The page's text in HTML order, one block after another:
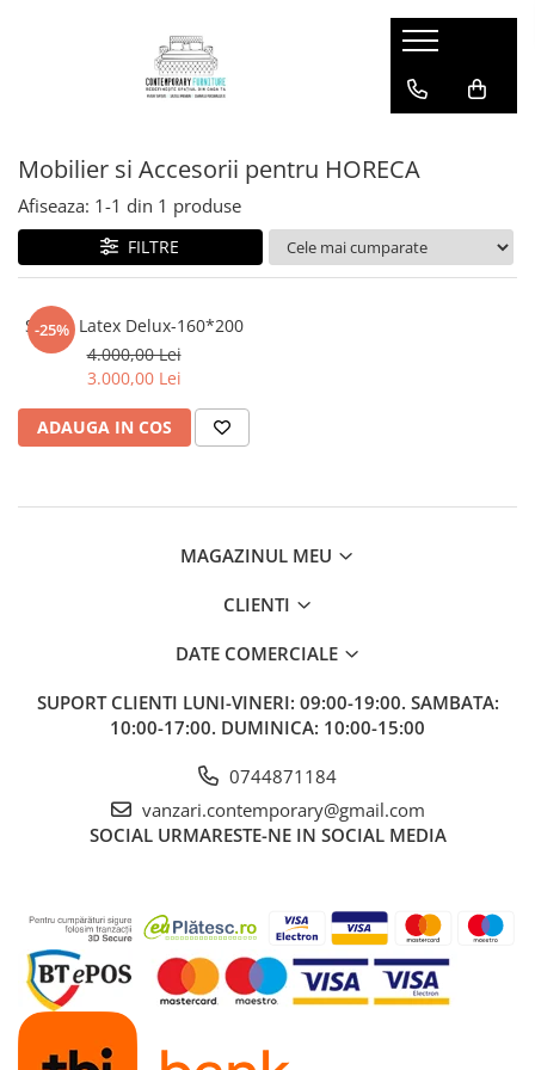
Mobilier si Accesorii pentru HORECA
Mobilier si Accesorii pentru HORECA
Afiseaza: 1-1 din 1 produse
FILTRE
-25%
Saltea Latex Delux-160*200
4.000,00 Lei
3.000,00 Lei
ADAUGA IN COS
MAGAZINUL MEU
CLIENTI
DATE COMERCIALE
SUPORT CLIENTI LUNI-VINERI: 09:00-19:00. SAMBATA:
10:00-17:00. DUMINICA: 10:00-15:00
0744871184
vanzari.contemporary@gmail.com
SOCIAL URMARESTE-NE IN SOCIAL MEDIA